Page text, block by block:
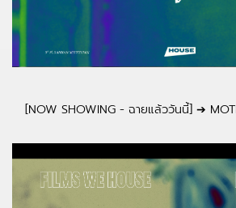
[NOW SHOWING - ฉายแล้ววันนี้] ➔